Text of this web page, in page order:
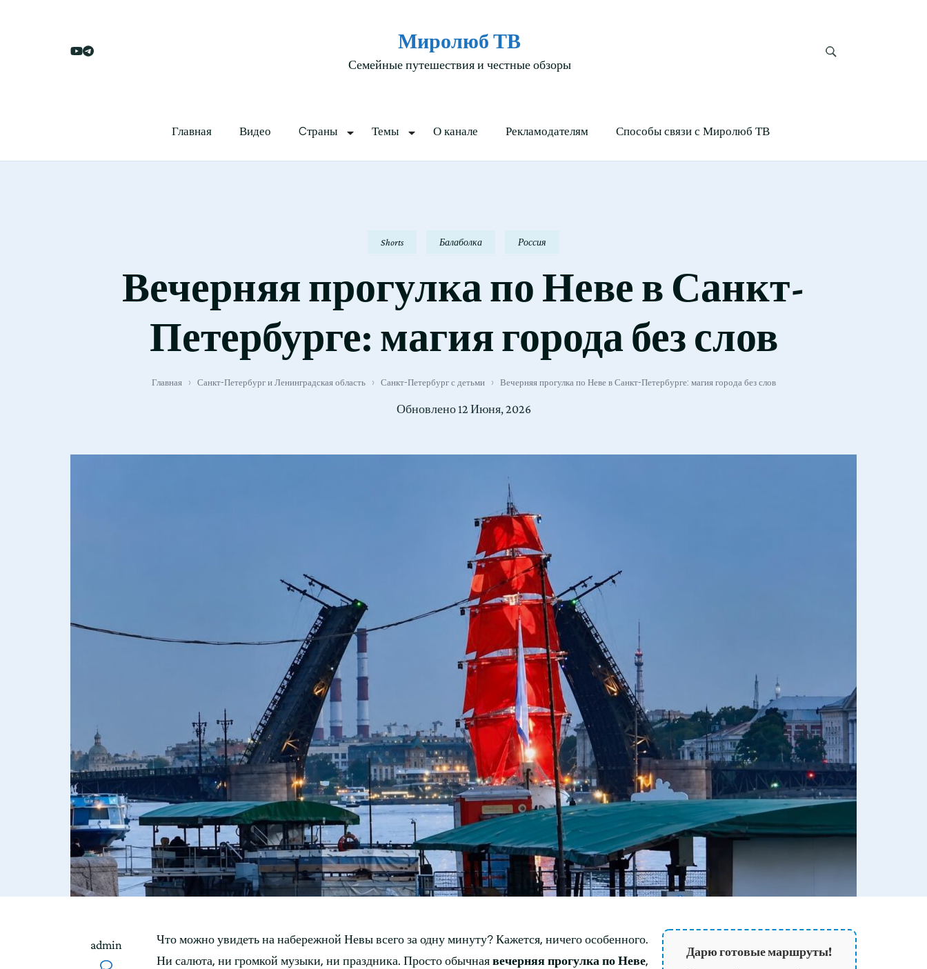
Миролюб ТВ
Семейные путешествия и честные обзоры
Главная Видео Cтраны Темы О канале Рекламодателям Способы связи с Миролюб ТВ
Shorts Балаболка Россия
Вечерняя прогулка по Неве в Санкт-
Петербурге: магия города без слов
Главная › Санкт-Петербург и Ленинградская область › Санкт-Петербург с детьми › Вечерняя прогулка по Неве в Санкт-Петербурге: магия города без слов
Обновлено 12 Июня, 2026
admin
Что можно увидеть на набережной Невы всего за одну минуту? Кажется, ничего особенного.
Ни салюта, ни громкой музыки, ни праздника. Просто обычная вечерняя прогулка по Неве,
Дарю готовые маршруты!